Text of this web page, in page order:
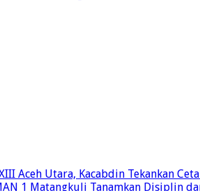
Aceh Utara, Kacabdin Tekankan
1 Matangkuli Tanamkan Disiplin